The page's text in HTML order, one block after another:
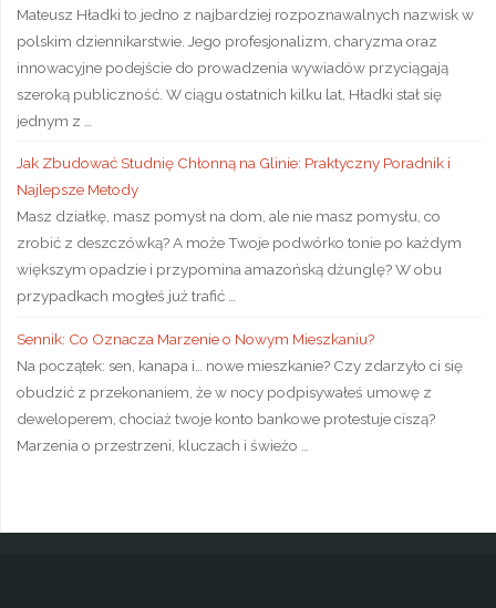
Mateusz Hładki to jedno z najbardziej rozpoznawalnych nazwisk w
polskim dziennikarstwie. Jego profesjonalizm, charyzma oraz
innowacyjne podejście do prowadzenia wywiadów przyciągają
szeroką publiczność. W ciągu ostatnich kilku lat, Hładki stał się
jednym z …
Jak Zbudować Studnię Chłonną na Glinie: Praktyczny Poradnik i
Najlepsze Metody
Masz działkę, masz pomysł na dom, ale nie masz pomysłu, co
zrobić z deszczówką? A może Twoje podwórko tonie po każdym
większym opadzie i przypomina amazońską dżunglę? W obu
przypadkach mogłeś już trafić …
Sennik: Co Oznacza Marzenie o Nowym Mieszkaniu?
Na początek: sen, kanapa i… nowe mieszkanie? Czy zdarzyło ci się
obudzić z przekonaniem, że w nocy podpisywałeś umowę z
deweloperem, chociaż twoje konto bankowe protestuje ciszą?
Marzenia o przestrzeni, kluczach i świeżo …